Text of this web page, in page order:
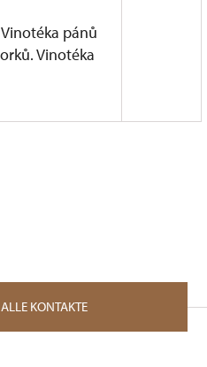
pánů
Vinotéka
ubytování,
kavárna)
ALLE KONTAKTE